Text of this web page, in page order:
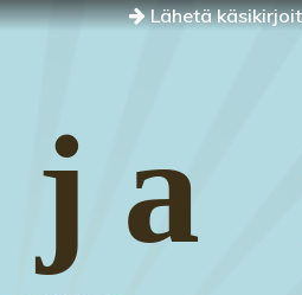
Lähetä
ja